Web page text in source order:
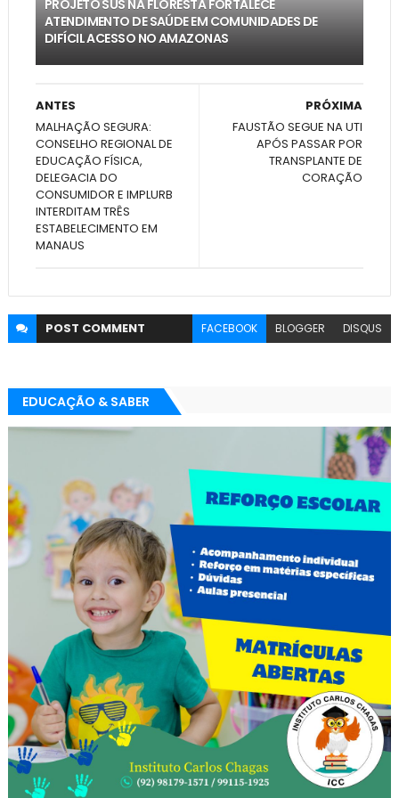
PROJETO SUS NA FLORESTA FORTALECE
ATENDIMENTO DE SAÚDE EM COMUNIDADES DE
DIFÍCIL ACESSO NO AMAZONAS
PRÓXIMA
FAUSTÃO SEGUE NA UTI
APÓS PASSAR POR
TRANSPLANTE DE
CORAÇÃO
ANTES
MALHAÇÃO SEGURA:
CONSELHO REGIONAL DE
EDUCAÇÃO FÍSICA,
DELEGACIA DO
CONSUMIDOR E IMPLURB
INTERDITAM TRÊS
ESTABELECIMENTO EM
MANAUS
POST COMMENT FACEBOOK BLOGGER DISQUS
EDUCAÇÃO & SABER